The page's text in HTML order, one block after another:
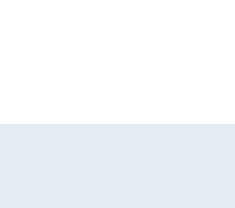
ステント治療